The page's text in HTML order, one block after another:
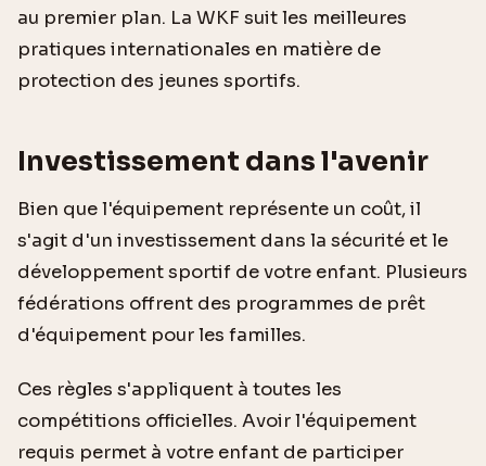
au premier plan. La WKF suit les meilleures
pratiques internationales en matière de
protection des jeunes sportifs.
Investissement dans l'avenir
Bien que l'équipement représente un coût, il
s'agit d'un investissement dans la sécurité et le
développement sportif de votre enfant. Plusieurs
fédérations offrent des programmes de prêt
d'équipement pour les familles.
Ces règles s'appliquent à toutes les
compétitions officielles. Avoir l'équipement
requis permet à votre enfant de participer